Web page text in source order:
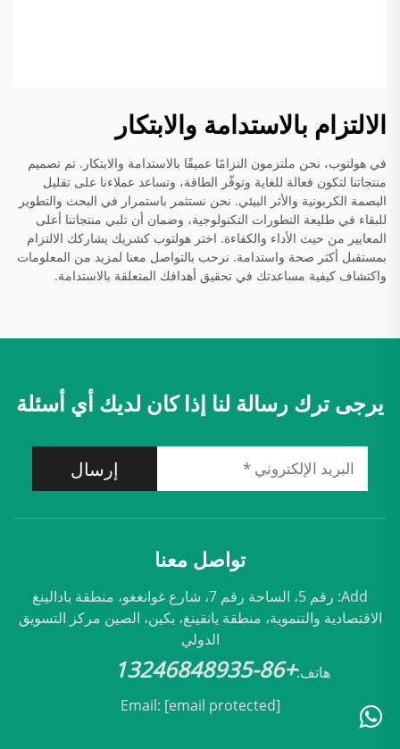
الالتزام بالاستدامة والابتكار
في هولتوب، نحن ملتزمون التزامًا عميقًا بالاستدامة والابتكار. تم تصميم
منتجاتنا لتكون فعالة للغاية وتوفّر الطاقة، وتساعد عملاءنا على تقليل
البصمة الكربونية والأثر البيئي. نحن نستثمر باستمرار في البحث والتطوير
للبقاء في طليعة التطورات التكنولوجية، وضمان أن تلبي منتجاتنا أعلى
المعايير من حيث الأداء والكفاءة. اختر هولتوب كشريك يشاركك الالتزام
بمستقبل أكثر صحة واستدامة. نرحب بالتواصل معنا لمزيد من المعلومات
واكتشاف كيفية مساعدتك في تحقيق أهدافك المتعلقة بالاستدامة.
يرجى ترك رسالة لنا إذا كان لديك أي أسئلة
إرسال
تواصل معنا
Add: رقم 5، الساحة رقم 7، شارع غوانغغو، منطقة بادالينغ
الاقتصادية والتنموية، منطقة يانقينغ، بكين، الصين مركز التسويق
الدولي
هاتف:+86-13246848935
Email: [email protected]